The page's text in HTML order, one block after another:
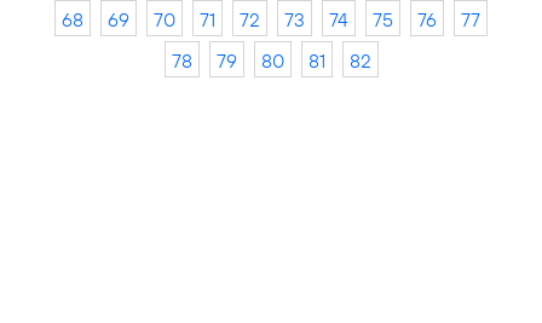
68
69 70 71 72 73 74 75 76
77
78
79 80 81 82